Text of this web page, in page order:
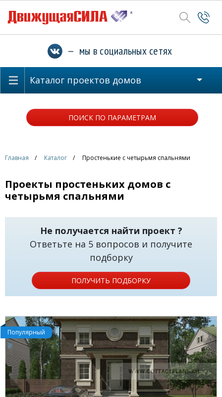
— мы в социальных сетях
Каталог проектов домов
ПОИСК ПО ПАРАМЕТРАМ
Главная Каталог Простенькие с четырьмя спальнями
Проекты простеньких домов с
четырьмя спальнями
Не получается найти проект ?
Ответьте на 5 вопросов и получите
подборку
ПОЛУЧИТЬ ПОДБОРКУ
Популярный